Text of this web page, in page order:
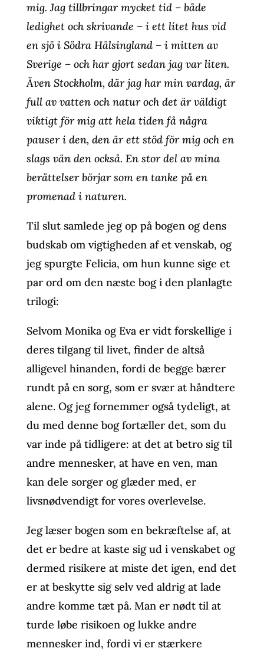
mig. Jag tillbringar mycket tid – både
ledighet och skrivande – i ett litet hus vid
en sjö i Södra Hälsingland – i mitten av
Sverige – och har gjort sedan jag var liten.
Även Stockholm, där jag har min vardag, är
full av vatten och natur och det är väldigt
viktigt för mig att hela tiden få några
pauser i den, den är ett stöd för mig och en
slags vän den också. En stor del av mina
berättelser börjar som en tanke på en
promenad i naturen.
Til slut samlede jeg op på bogen og dens
budskab om vigtigheden af et venskab, og
jeg spurgte Felicia, om hun kunne sige et
par ord om den næste bog i den planlagte
trilogi:
Selvom Monika og Eva er vidt forskellige i
deres tilgang til livet, finder de altså
alligevel hinanden, fordi de begge bærer
rundt på en sorg, som er svær at håndtere
alene. Og jeg fornemmer også tydeligt, at
du med denne bog fortæller det, som du
var inde på tidligere: at det at betro sig til
andre mennesker, at have en ven, man
kan dele sorger og glæder med, er
livsnødvendigt for vores overlevelse.
Jeg læser bogen som en bekræftelse af, at
det er bedre at kaste sig ud i venskabet og
dermed risikere at miste det igen, end det
er at beskytte sig selv ved aldrig at lade
andre komme tæt på. Man er nødt til at
turde løbe risikoen og lukke andre
mennesker ind, fordi vi er stærkere